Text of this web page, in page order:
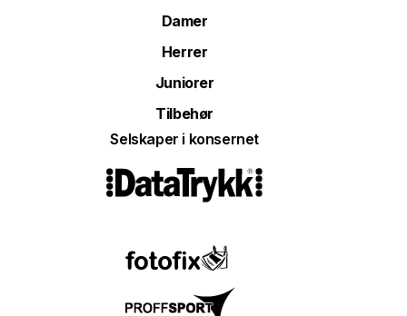
Damer
Herrer
Juniorer
Tilbehør
Selskaper i konsernet